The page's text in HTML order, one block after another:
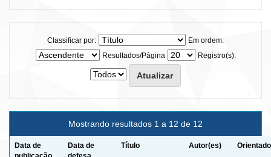
Classificar por:
Em ordem:
Resultados/Página
Registro(s):
Mostrando resultados 1 a 12 de 12
Data de
Data de
Título Autor(es)